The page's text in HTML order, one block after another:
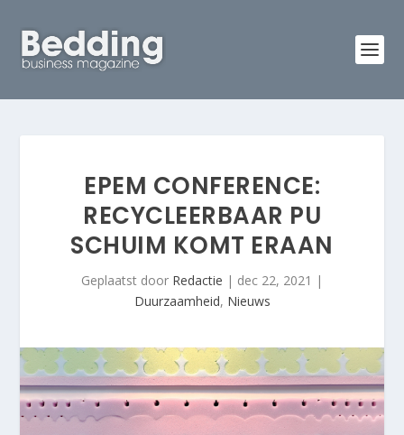
EPEM CONFERENCE:
RECYCLEERBAAR PU
SCHUIM KOMT ERAAN
Geplaatst door Redactie | dec 22, 2021 |
Duurzaamheid, Nieuws